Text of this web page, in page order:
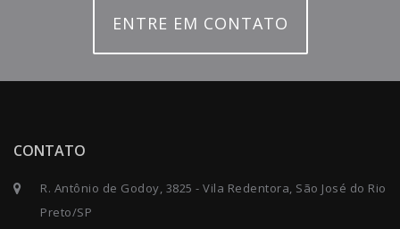
ENTRE EM CONTATO
CONTATO
R. Antônio de Godoy, 3825 - Vila Redentora, São José do Rio
Preto/SP